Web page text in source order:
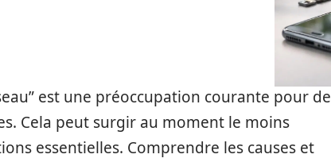
est une préoccupation courante pour de
Cela peut surgir au moment le moins
essentielles. Comprendre les causes et